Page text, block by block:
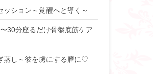
ッション～覚醒へと導く～
30分座るだけ骨盤底筋ケア
蒸し～彼を虜にする膣に♡